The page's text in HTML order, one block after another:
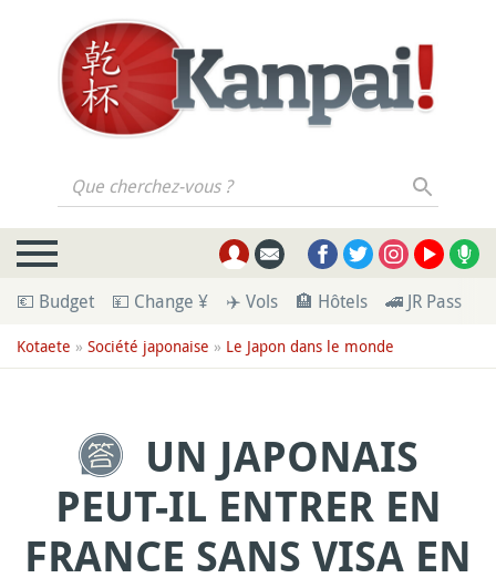
Que cherchez-vous ?
💶 Budget 💴 Change ¥ ✈️ Vols 🏨 Hôtels 🚄 JR Pass
Kotaete » Société japonaise » Le Japon dans le monde
UN JAPONAIS
PEUT-IL ENTRER EN
FRANCE SANS VISA EN